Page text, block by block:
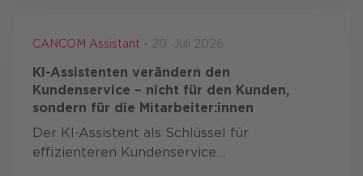
CANCOM Assistant - 20. Juli 2026
KI-Assistenten verändern den
Kundenservice – nicht für den Kunden,
sondern für die Mitarbeiter:innen
Der KI-Assistent als Schlüssel für
effizienteren Kundenservice